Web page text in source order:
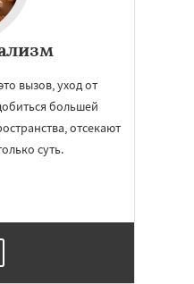
вызов, уход от
большей
отсекают
суть.